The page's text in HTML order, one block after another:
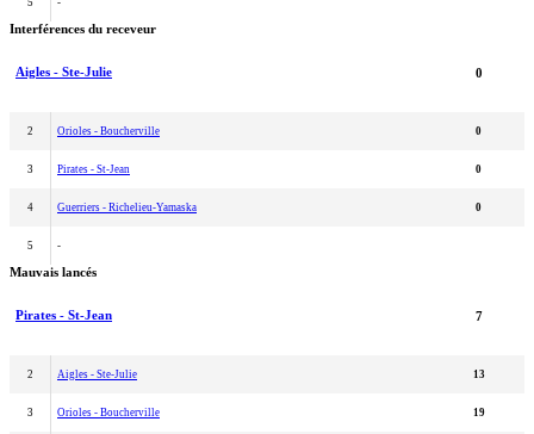
5 -
Interférences du receveur
Aigles - Ste-Julie 0
2 Orioles - Boucherville 0
3 Pirates - St-Jean 0
4 Guerriers - Richelieu-Yamaska 0
5 -
Mauvais lancés
Pirates - St-Jean 7
2 Aigles - Ste-Julie 13
3 Orioles - Boucherville 19